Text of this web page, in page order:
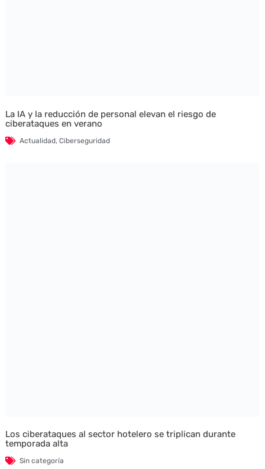
La IA y la reducción de personal elevan el riesgo de
ciberataques en verano
Actualidad, Ciberseguridad
Los ciberataques al sector hotelero se triplican durante
temporada alta
Sin categoría